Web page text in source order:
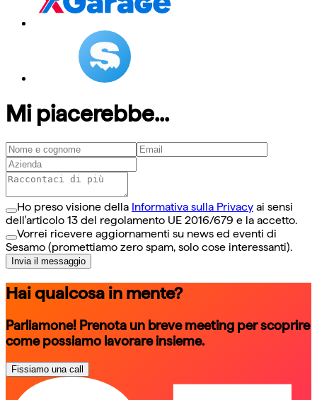
Mi piacerebbe...
Ho preso visione della Informativa sulla Privacy ai sensi
dell'articolo 13 del regolamento UE 2016/679 e la accetto.
Vorrei ricevere aggiornamenti su news ed eventi di
Sesamo (promettiamo zero spam, solo cose interessanti).
Invia il messaggio
Hai qualcosa in mente?
Parliamone! Prenota un breve meeting per scoprire
come possiamo lavorare insieme.
Fissiamo una call
schedule a call